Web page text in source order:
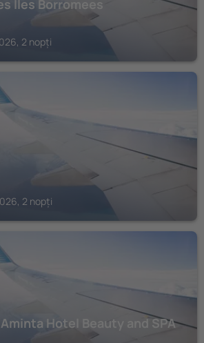
Iles Borromees
2 nopți
2 nopți
Hotel Beauty and SPA